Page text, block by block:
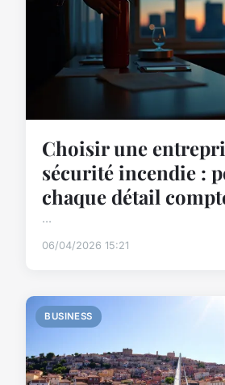
Choisir une
sécurité incendie :
chaque détail
...
06/04/2026 15:21
BUSINESS